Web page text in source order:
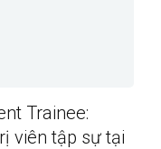
Trainee:
viên tập sự tại